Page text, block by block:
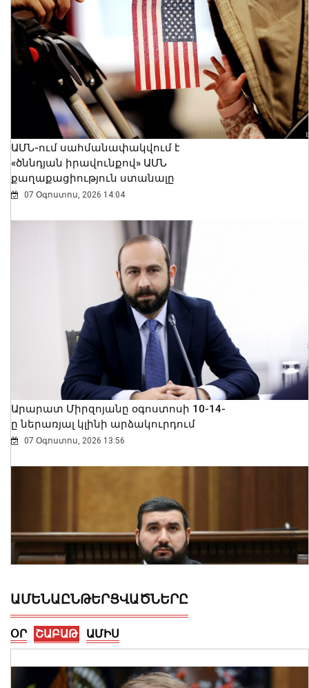
ԱՄՆ-ում սահմանափակվում է
«ծննդյան իրավունքով» ԱՄՆ
քաղաքացիություն ստանալը
07 Օգոստոս, 2026 14:04
Արարատ Միրզոյանը օգոստոսի 10-14-
ը ներառյալ կլինի արձակուրդում
07 Օգոստոս, 2026 13:56
Տիգրան Ավինյանին խնդրում եմ՝ եթե
ԱՄԵՆԱԸՆԹԵՐՑՎԱԾՆԵՐԸ
ՕՐ ՇԱԲԱԹ ԱՄԻՍ